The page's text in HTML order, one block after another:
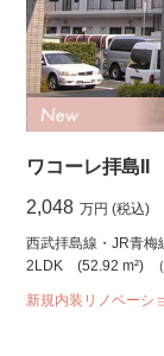
ワコーレ拝島II
2,048 万円 (税込)
西武拝島線・JR青梅
2LDK
(52.92 m²)
新規内装リノベーシ